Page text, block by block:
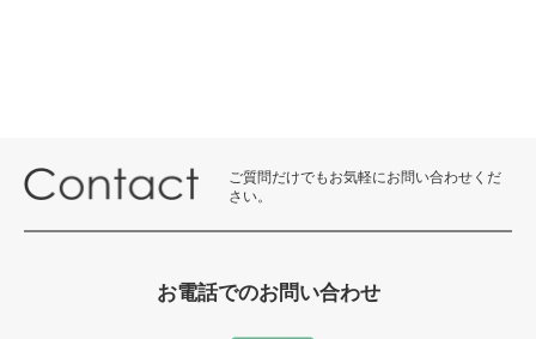
ご質問だけでもお気軽にお問い合わせくだ
さい。
お電話でのお問い合わせ